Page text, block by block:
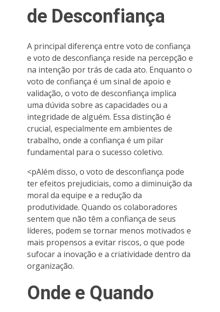
de Desconfiança
A principal diferença entre voto de confiança
e voto de desconfiança reside na percepção e
na intenção por trás de cada ato. Enquanto o
voto de confiança é um sinal de apoio e
validação, o voto de desconfiança implica
uma dúvida sobre as capacidades ou a
integridade de alguém. Essa distinção é
crucial, especialmente em ambientes de
trabalho, onde a confiança é um pilar
fundamental para o sucesso coletivo.
<pAlém disso, o voto de desconfiança pode
ter efeitos prejudiciais, como a diminuição da
moral da equipe e a redução da
produtividade. Quando os colaboradores
sentem que não têm a confiança de seus
líderes, podem se tornar menos motivados e
mais propensos a evitar riscos, o que pode
sufocar a inovação e a criatividade dentro da
organização.
Onde e Quando